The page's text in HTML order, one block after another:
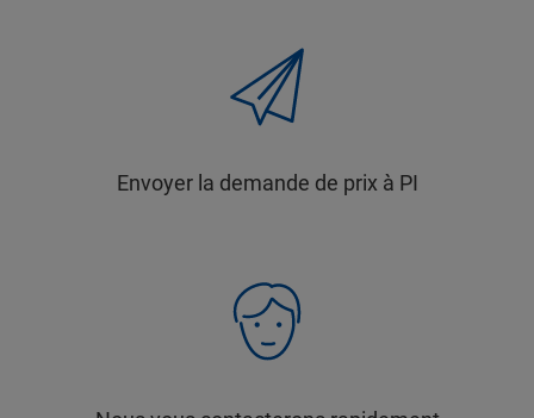
Envoyer la demande de prix à PI